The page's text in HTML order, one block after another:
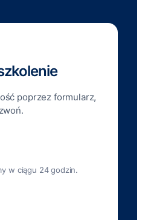
poprzez formularz,
w ciągu 24 godzin.